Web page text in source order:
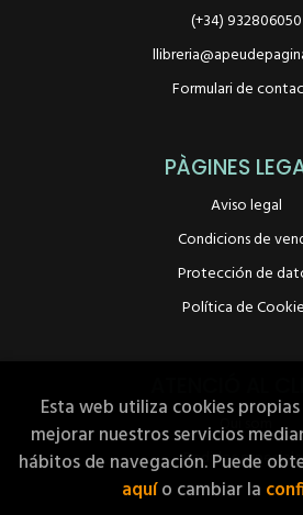
(+34) 932806050
Formulari de
PÀGINES
Aviso legal
Condicions de
Protección de
Política de
Qui som
Pedidos
Esta web utiliza cookies
mejorar nuestros servicios
hábitos de navegación. Puede
aquío cambiar la